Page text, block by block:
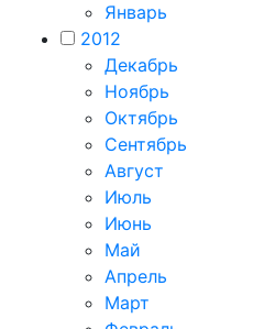
Январь
2012
Декабрь
Ноябрь
Октябрь
Сентябрь
Август
Июль
Июнь
Май
Апрель
Март